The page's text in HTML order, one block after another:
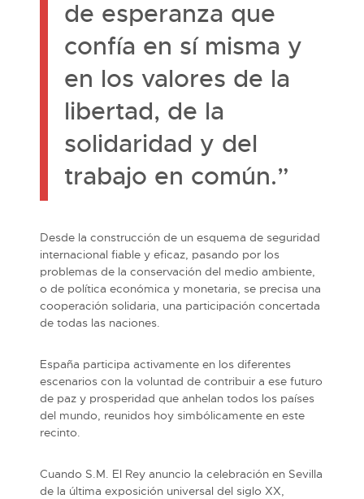
de esperanza que
confía en sí misma y
en los valores de la
libertad, de la
solidaridad y del
trabajo en común.”
Desde la construcción de un esquema de seguridad
internacional fiable y eficaz, pasando por los
problemas de la conservación del medio ambiente,
o de política económica y monetaria, se precisa una
cooperación solidaria, una participación concertada
de todas las naciones.
España participa activamente en los diferentes
escenarios con la voluntad de contribuir a ese futuro
de paz y prosperidad que anhelan todos los países
del mundo, reunidos hoy simbólicamente en este
recinto.
Cuando S.M. El Rey anuncio la celebración en Sevilla
de la última exposición universal del siglo XX,